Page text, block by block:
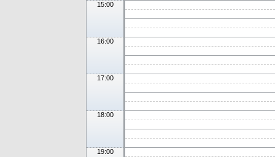
15:00
16:00
17:00
18:00
19:00